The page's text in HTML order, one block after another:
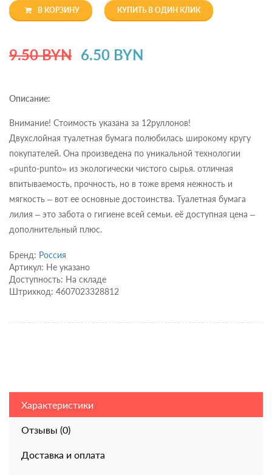
В КОРЗИНУ КУПИТЬ В ОДИН КЛИК
9.50 BYN 6.50 BYN
Описание:
Внимание! Стоимость указана за 12руллонов!
Двухслойная туалетная бумага полюбилась широкому кругу
покупателей. Она произведена по уникальной технологии
«punto-punto» из экологически чистого сырья. отличная
впитываемость, прочность, но в тоже время нежность и
мягкость – вот ее основные достоинства. Туалетная бумага
лилия – это забота о гигиене всей семьи. её доступная цена –
дополнительный плюс.
Бренд: Россия
Артикул: Не указано
Доступность: На складе
Штрихкод: 4607023328812
Характеристики
Отзывы (0)
Доставка и оплата